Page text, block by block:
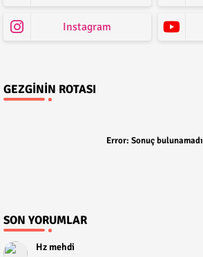
Instagram
GEZGININ ROTASI
Error: Sonuç bulunamadı
SON YORUMLAR
Hz mehdi